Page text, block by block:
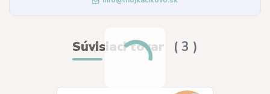
Súvisiaci tovar 3